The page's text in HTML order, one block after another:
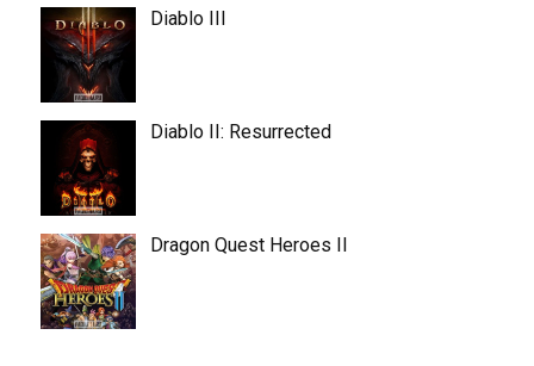
Diablo III
Diablo II: Resurrected
Dragon Quest Heroes II